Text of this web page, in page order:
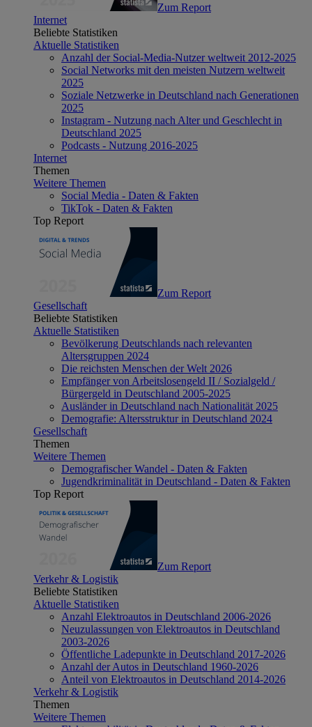
Zum Report
Internet
Beliebte Statistiken
Aktuelle Statistiken
Anzahl der Social-Media-Nutzer weltweit 2012-2025
Social Networks mit den meisten Nutzern weltweit
2025
Soziale Netzwerke in Deutschland nach Generationen
2025
Instagram - Nutzung nach Alter und Geschlecht in
Deutschland 2025
Podcasts - Nutzung 2016-2025
Internet
Themen
Weitere Themen
Social Media - Daten & Fakten
TikTok - Daten & Fakten
Top Report
Zum Report
Gesellschaft
Beliebte Statistiken
Aktuelle Statistiken
Bevölkerung Deutschlands nach relevanten
Altersgruppen 2024
Die reichsten Menschen der Welt 2026
Empfänger von Arbeitslosengeld II / Sozialgeld /
Bürgergeld in Deutschland 2005-2025
Ausländer in Deutschland nach Nationalität 2025
Demografie: Altersstruktur in Deutschland 2024
Gesellschaft
Themen
Weitere Themen
Demografischer Wandel - Daten & Fakten
Jugendkriminalität in Deutschland - Daten & Fakten
Top Report
Zum Report
Verkehr & Logistik
Beliebte Statistiken
Aktuelle Statistiken
Anzahl Elektroautos in Deutschland 2006-2026
Neuzulassungen von Elektroautos in Deutschland
2003-2026
Öffentliche Ladepunkte in Deutschland 2017-2026
Anzahl der Autos in Deutschland 1960-2026
Anteil von Elektroautos in Deutschland 2014-2026
Verkehr & Logistik
Themen
Weitere Themen